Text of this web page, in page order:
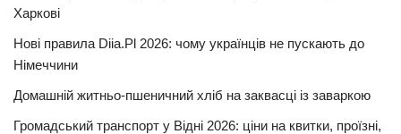
Харкові
Нові правила Diia.Pl 2026: чому українців не пускають до
Німеччини
Домашній житньо-пшеничний хліб на заквасці із заваркою
Громадський транспорт у Відні 2026: ціни на квитки, проїзні,